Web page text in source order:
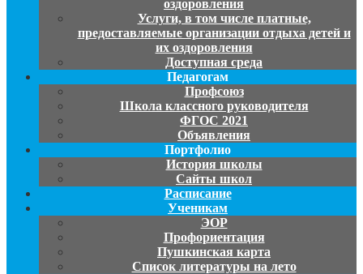
оздоровления
Услуги, в том числе платные,
предоставляемые организации отдыха детей и
их оздоровления
Доступная среда
Педагогам
Профсоюз
Школа классного руководителя
ФГОС 2021
Объявления
Портфолио
История школы
Сайты школ
Расписание
Ученикам
ЭОР
Профориентация
Пушкинская карта
Список литературы на лето